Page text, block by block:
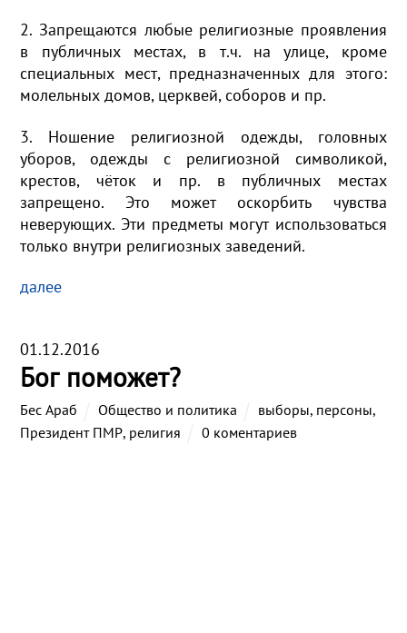
2. Запрещаются любые религиозные проявления
в публичных местах, в т.ч. на улице, кроме
специальных мест, предназначенных для этого:
молельных домов, церквей, соборов и пр.
3. Ношение религиозной одежды, головных
уборов, одежды с религиозной символикой,
крестов, чёток и пр. в публичных местах
запрещено. Это может оскорбить чувства
неверующих. Эти предметы могут использоваться
только внутри религиозных заведений.
далее
01.12.2016
Бог поможет?
Бес Араб Общество и политика выборы, персоны,
Президент ПМР, религия 0 коментариев